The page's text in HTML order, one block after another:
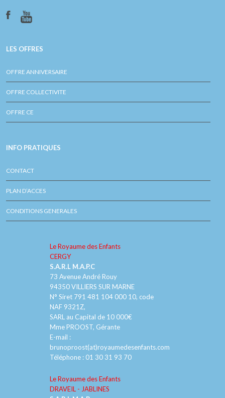
LES OFFRES
OFFRE ANNIVERSAIRE
OFFRE COLLECTIVITE
OFFRE CE
INFO PRATIQUES
CONTACT
PLAN D’ACCES
CONDITIONS GENERALES
Le Royaume des Enfants
CERGY
S.A.R.L M.A.P.C
73 Avenue André Rouy
94350 VILLIERS SUR MARNE
N° Siret 791 481 104 000 10, code
NAF 9321Z,
SARL au Capital de 10 000€
Mme PROOST, Gérante
E-mail :
brunoproost(at)royaumedesenfants.com
Téléphone : 01 30 31 93 70
Le Royaume des Enfants
DRAVEIL - JABLINES